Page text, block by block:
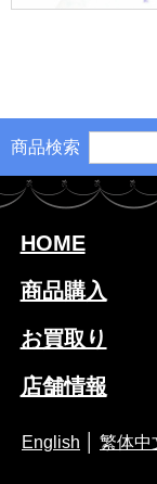
商品検索
HOME
商品購入
お買取り
店舗情報
English 繁体中